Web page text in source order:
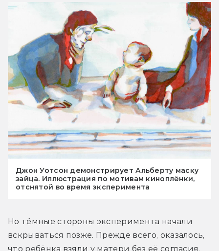
Джон Уотсон демонстрирует Альберту маску
зайца. Иллюстрация по мотивам киноплёнки,
отснятой во время эксперимента
Но тёмные стороны эксперимента начали
вскрываться позже. Прежде всего, оказалось,
что ребёнка взяли у матери без её согласия.